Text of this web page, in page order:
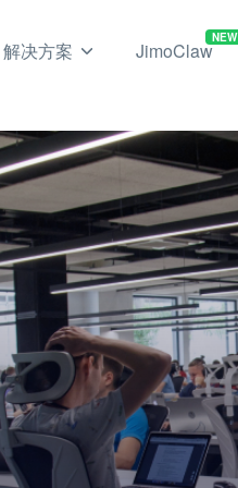
解决方案 JimoClaw
NEW